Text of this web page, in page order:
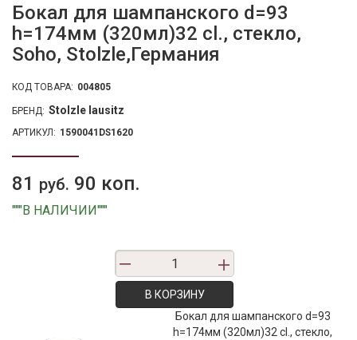
Бокал для шампанского d=93
h=174мм (320мл)32 cl., стекло,
Soho, Stolzle,Германия
КОД ТОВАРА: 004805
БРЕНД: Stolzle lausitz
АРТИКУЛ: 1590041DS1620
81 руб. 90 коп.
"""В НАЛИЧИИ"""
В КОРЗИНУ
Бокал для шампанского d=93
h=174мм (320мл)32 cl., стекло,